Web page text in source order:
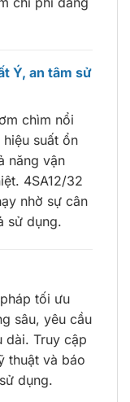
Ý, an tâm sử
chìm nổi
suất ổn
năng vận
4SA12/32
nhờ sự cân
sử dụng.
tối ưu
sâu, yêu cầu
dài. Truy cập
thuật và báo
dụng.